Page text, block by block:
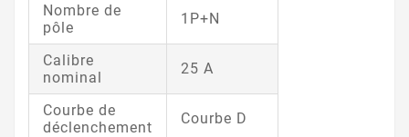
Nombre de
pôle
1P+N
Calibre
nominal
25 A
Courbe de
déclenchement
Courbe D